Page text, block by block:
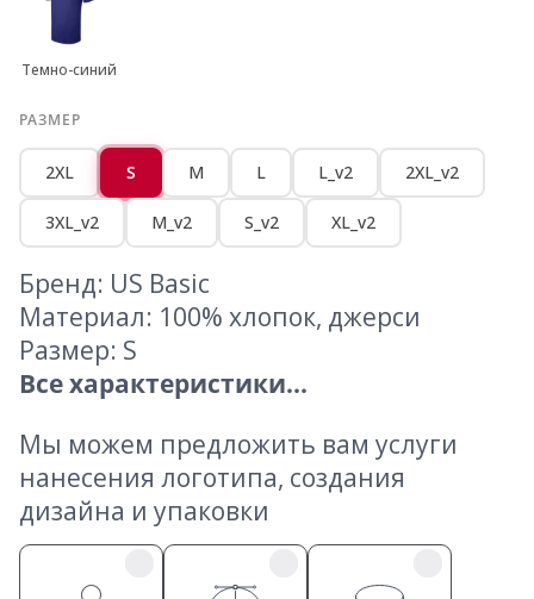
Темно-синий
РАЗМЕР
2XL S M L L_v2 2XL_v2
3XL_v2 M_v2 S_v2 XL_v2
Бренд: US Basic
Материал: 100% хлопок, джерси
Размер: S
Все характеристики...
Мы можем предложить вам услуги
нанесения логотипа, создания
дизайна и упаковки